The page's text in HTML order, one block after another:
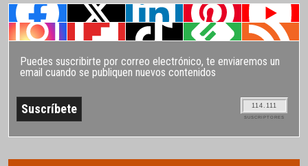
Puedes suscribirte por correo electrónico, te enviaremos un
email cuando se publiquen nuevos contenidos
114.111
SUSCRIPTORES